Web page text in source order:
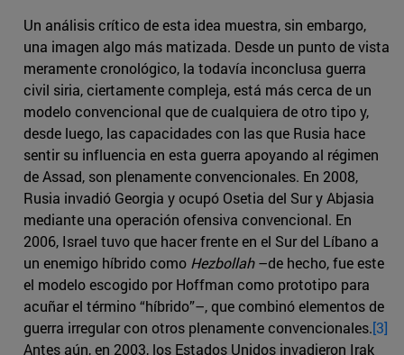
Un análisis crítico de esta idea muestra, sin embargo,
una imagen algo más matizada. Desde un punto de vista
meramente cronológico, la todavía inconclusa guerra
civil siria, ciertamente compleja, está más cerca de un
modelo convencional que de cualquiera de otro tipo y,
desde luego, las capacidades con las que Rusia hace
sentir su influencia en esta guerra apoyando al régimen
de Assad, son plenamente convencionales. En 2008,
Rusia invadió Georgia y ocupó Osetia del Sur y Abjasia
mediante una operación ofensiva convencional. En
2006, Israel tuvo que hacer frente en el Sur del Líbano a
un enemigo híbrido como Hezbollah–de hecho, fue este
el modelo escogido por Hoffman como prototipo para
acuñar el término “híbrido”–, que combinó elementos de
guerra irregular con otros plenamente convencionales.[3]
Antes aún, en 2003, los Estados Unidos invadieron Irak